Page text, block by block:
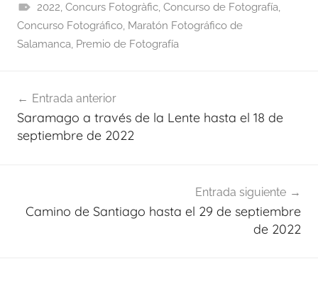
2022, Concurs Fotogràfic, Concurso de Fotografía,
Concurso Fotográfico, Maratón Fotográfico de
Salamanca, Premio de Fotografía
de
entradas
Entrada anterior
Saramago a través de la Lente hasta el 18 de
septiembre de 2022
Entrada siguiente
Camino de Santiago hasta el 29 de septiembre
de 2022